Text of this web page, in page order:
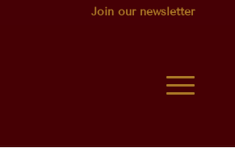
Join our newsletter